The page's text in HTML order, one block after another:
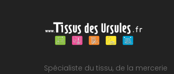
Spécialiste du tissu, de la mercerie